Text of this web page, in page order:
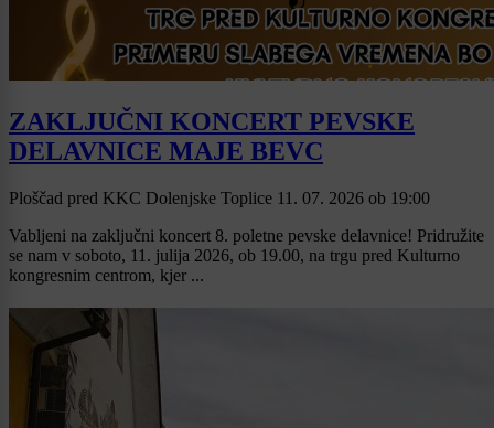
ZAKLJUČNI KONCERT PEVSKE
DELAVNICE MAJE BEVC
Ploščad pred KKC Dolenjske Toplice 11. 07. 2026 ob 19:00
Vabljeni na zaključni koncert 8. poletne pevske delavnice! Pridružite
se nam v soboto, 11. julija 2026, ob 19.00, na trgu pred Kulturno
kongresnim centrom, kjer ...